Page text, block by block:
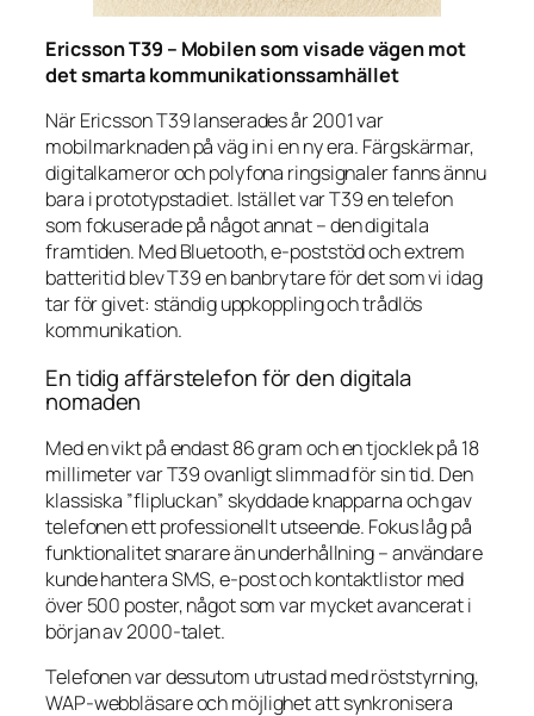
Ericsson T39 – Mobilen som visade vägen mot
det smarta kommunikationssamhället
När Ericsson T39 lanserades år 2001 var
mobilmarknaden på väg in i en ny era. Färgskärmar,
digitalkameror och polyfona ringsignaler fanns ännu
bara i prototypstadiet. Istället var T39 en telefon
som fokuserade på något annat – den digitala
framtiden. Med Bluetooth, e-poststöd och extrem
batteritid blev T39 en banbrytare för det som vi idag
tar för givet: ständig uppkoppling och trådlös
kommunikation.
En tidig affärstelefon för den digitala
nomaden
Med en vikt på endast 86 gram och en tjocklek på 18
millimeter var T39 ovanligt slimmad för sin tid. Den
klassiska ”flipluckan” skyddade knapparna och gav
telefonen ett professionellt utseende. Fokus låg på
funktionalitet snarare än underhållning – användare
kunde hantera SMS, e-post och kontaktlistor med
över 500 poster, något som var mycket avancerat i
början av 2000-talet.
Telefonen var dessutom utrustad med röststyrning,
WAP-webbläsare och möjlighet att synkronisera